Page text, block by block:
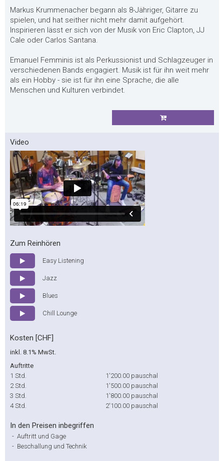
Markus Krummenacher begann als 8-Jähriger, Gitarre zu
spielen, und hat seither nicht mehr damit aufgehört.
Inspirieren lässt er sich von der Musik von Eric Clapton, JJ
Cale oder Carlos Santana.
Emanuel Femminis ist als Perkussionist und Schlagzeuger in
verschiedenen Bands engagiert. Musik ist für ihn weit mehr
als ein Hobby - sie ist für ihn eine Sprache, die alle
Menschen und Kulturen verbindet.
Video
Zum Reinhören
Easy Listening
Jazz
Blues
Chill Lounge
Kosten [CHF]
inkl. 8.1% MwSt.
Auftritte
1 Std.
1'200.00 pauschal
2 Std.
1'500.00 pauschal
3 Std.
1'800.00 pauschal
4 Std.
2'100.00 pauschal
In den Preisen inbegriffen
- Auftritt und Gage
- Beschallung und Technik